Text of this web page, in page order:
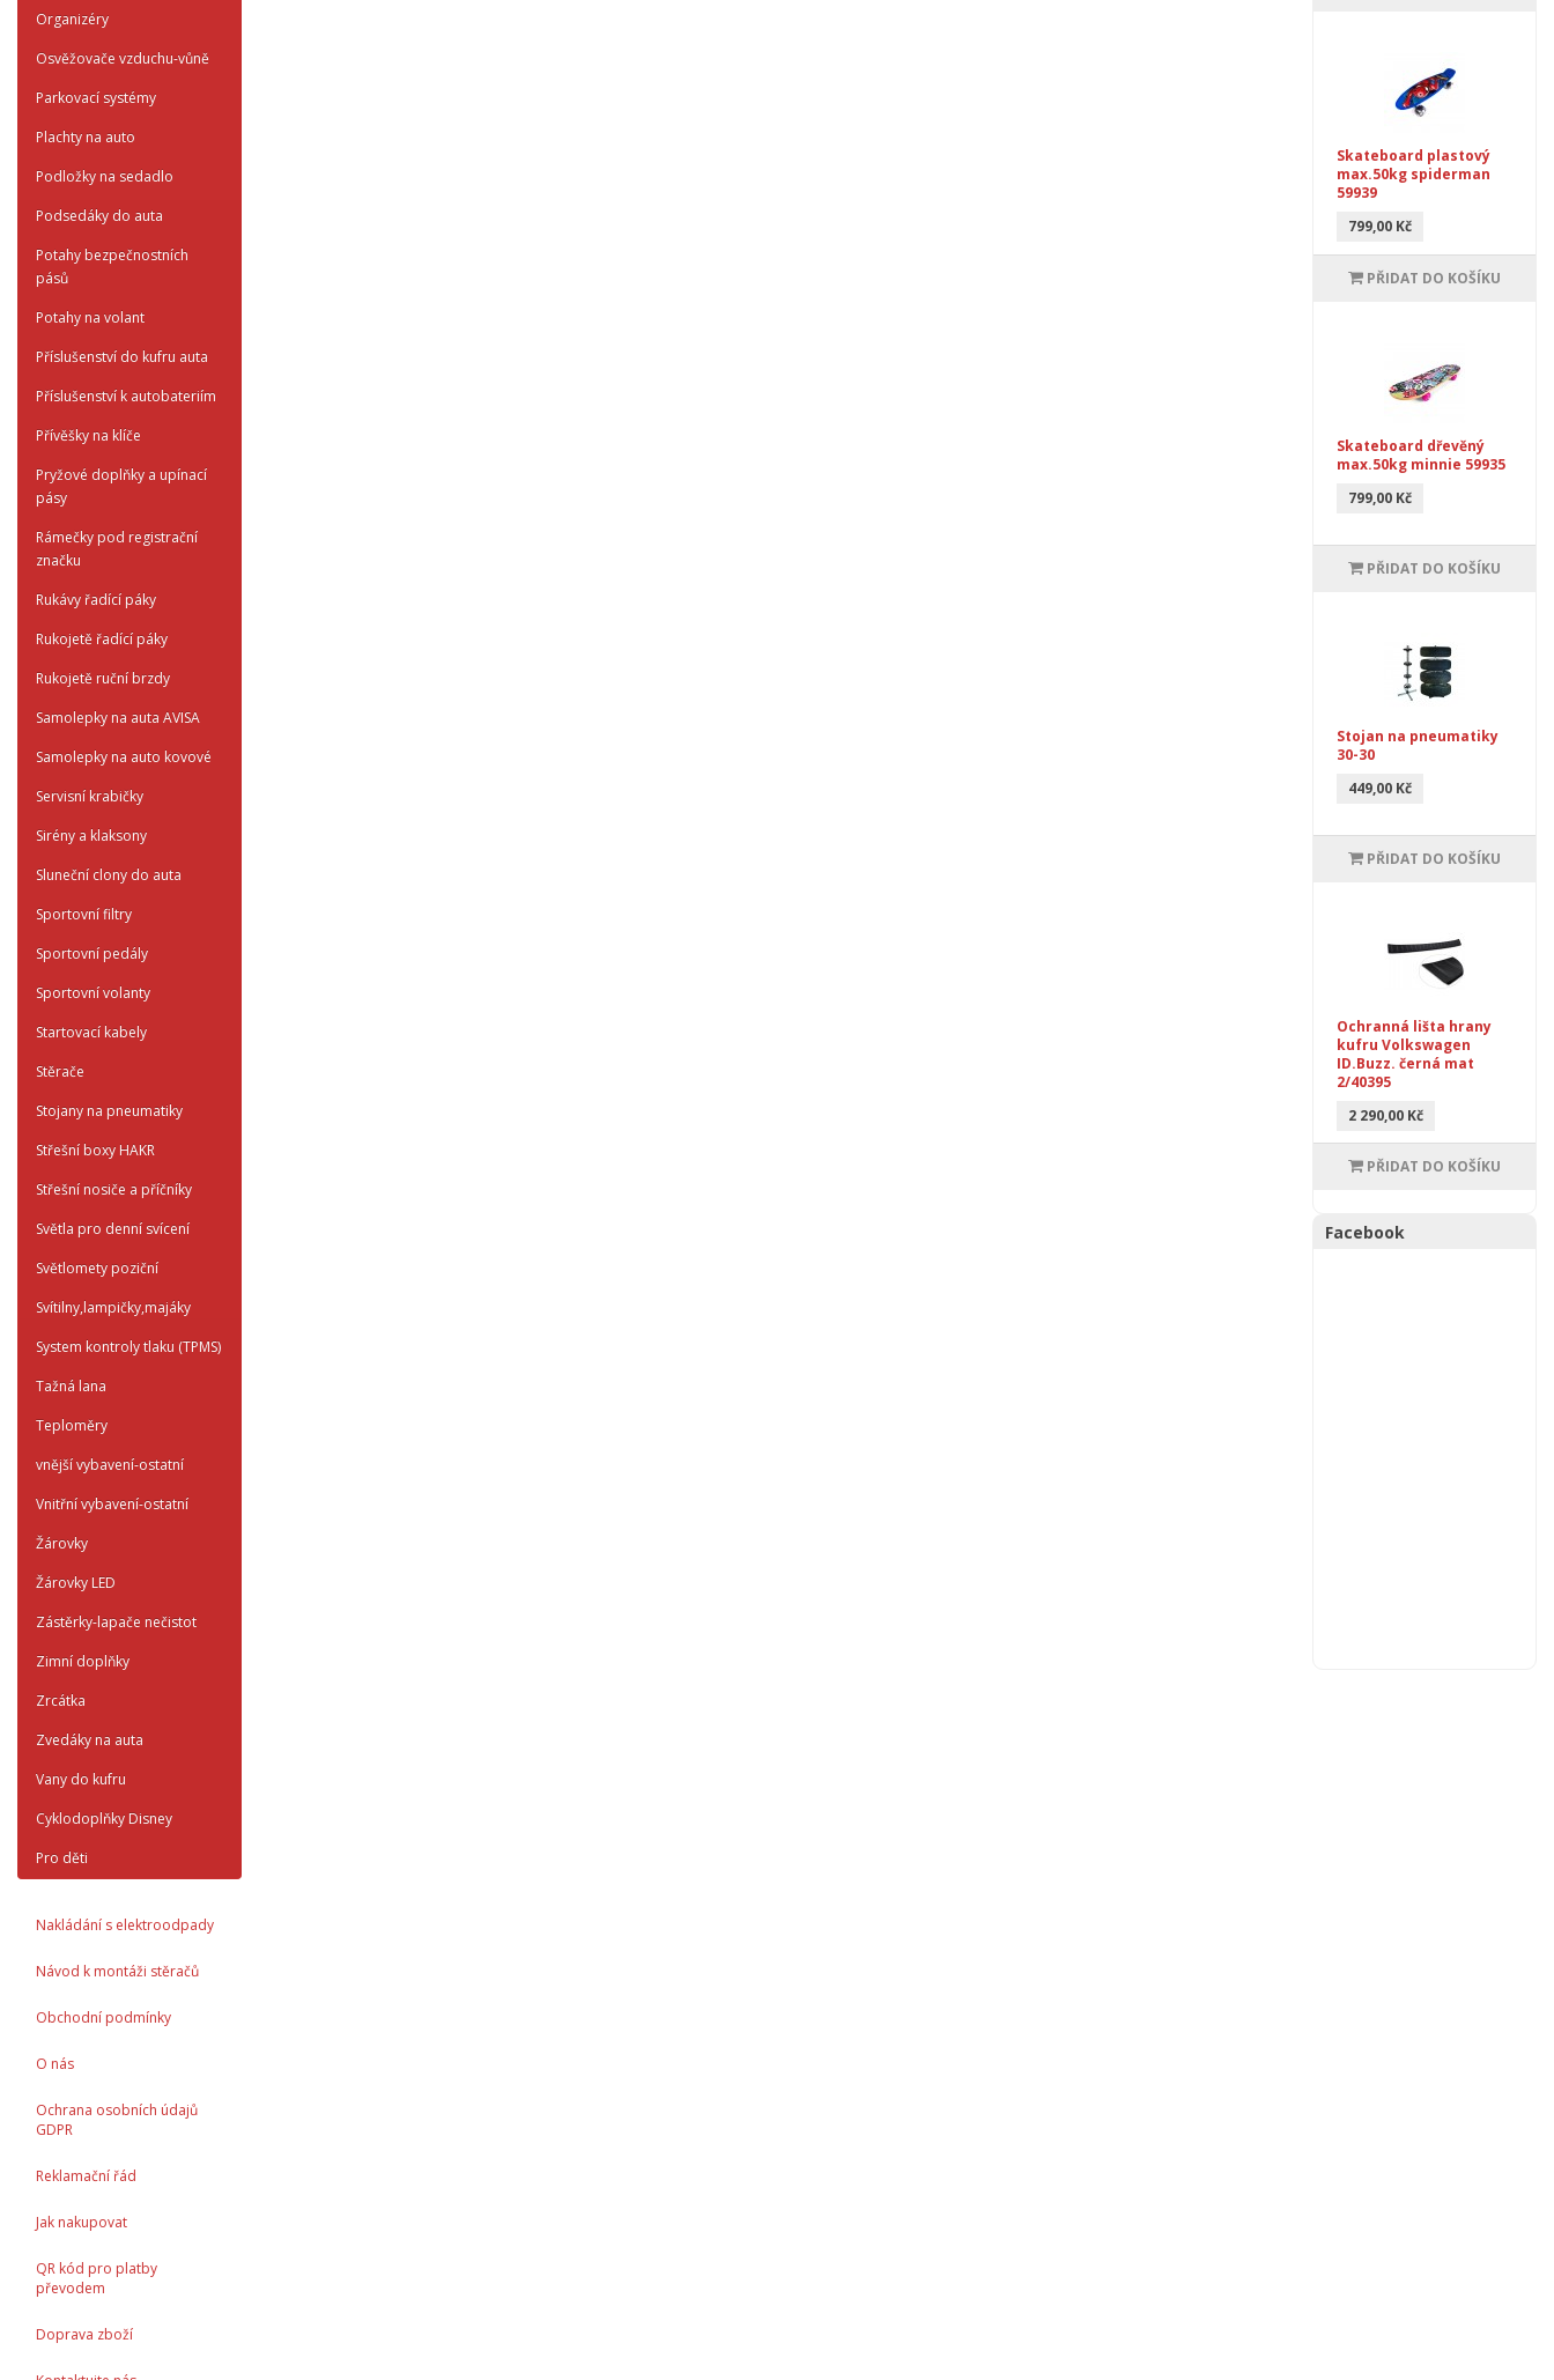
Organizéry
Osvěžovače vzduchu-vůně
Parkovací systémy
Plachty na auto
Podložky na sedadlo
Podsedáky do auta
Potahy bezpečnostních
pásů
Potahy na volant
Příslušenství do kufru auta
Příslušenství k autobateriím
Přívěšky na klíče
Pryžové doplňky a upínací
pásy
Rámečky pod registrační
značku
Rukávy řadící páky
Rukojetě řadící páky
Rukojetě ruční brzdy
Samolepky na auta AVISA
Samolepky na auto kovové
Servisní krabičky
Sirény a klaksony
Sluneční clony do auta
Sportovní filtry
Sportovní pedály
Sportovní volanty
Startovací kabely
Stěrače
Stojany na pneumatiky
Střešní boxy HAKR
Střešní nosiče a příčníky
Světla pro denní svícení
Světlomety poziční
Svítilny,lampičky,majáky
System kontroly tlaku (TPMS)
Tažná lana
Teploměry
vnější vybavení-ostatní
Vnitřní vybavení-ostatní
Žárovky
Žárovky LED
Zástěrky-lapače nečistot
Zimní doplňky
Zrcátka
Zvedáky na auta
Vany do kufru
Cyklodoplňky Disney
Pro děti
Nakládání s elektroodpady
Návod k montáži stěračů
Obchodní podmínky
O nás
Ochrana osobních údajů
GDPR
Reklamační řád
Jak nakupovat
QR kód pro platby
převodem
Doprava zboží
Skateboard plastový
max.50kg spiderman
59939
799,00 Kč
PŘIDAT DO KOŠÍKU
Skateboard dřevěný
max.50kg minnie 59935
799,00 Kč
PŘIDAT DO KOŠÍKU
Stojan na pneumatiky
30-30
449,00 Kč
PŘIDAT DO KOŠÍKU
Ochranná lišta hrany
kufru Volkswagen
ID.Buzz. černá mat
2/40395
2 290,00 Kč
PŘIDAT DO KOŠÍKU
Facebook